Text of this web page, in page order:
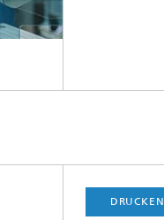
DRUCKEN